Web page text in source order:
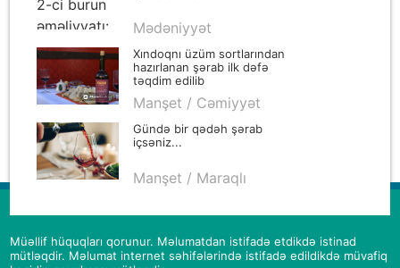
Mədəniyyət
Xındoqnı üzüm sortlarından
hazırlanan şərab ilk dəfə
təqdim edilib
Manşet / Cəmiyyət
Gündə bir qədəh şərab
içsəniz...
Manşet / Maraqlı
Müəllif hüquqları qorunur. Məlumatdan istifadə etdikdə istinad
mütləqdir. Məlumat internet səhifələrində istifadə edildikdə müvafiq